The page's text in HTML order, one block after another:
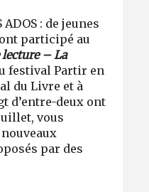
ADOS : de jeunes
participé au
lecture – La
festival Partir en
du Livre et à
d’entre-deux ont
vous
par des